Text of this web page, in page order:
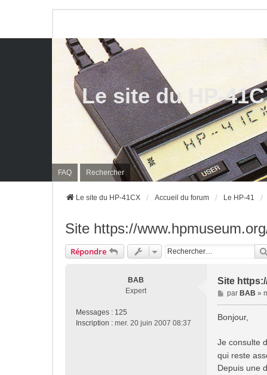
FAQ Rechercher
Le site du HP-
Le site du HP-41CX Accueil du forum Le HP-41
Site https://
Répondre
BAB
Expert
Messages : 125
Inscription : mer. 20 juin 2007 08:37
Site
M
e
s
g
e
par BAB »
Bonjour,
Je consulte
qui reste
Depuis une